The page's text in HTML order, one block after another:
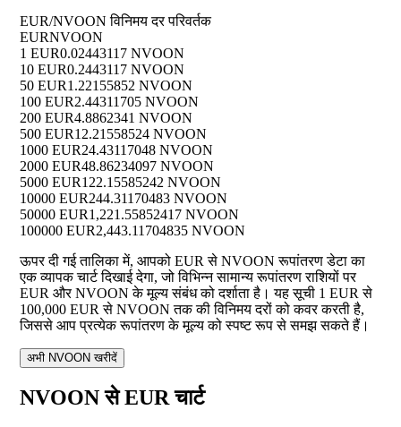
EUR/NVOON विनिमय दर परिवर्तक
EURNVOON
1 EUR0.02443117 NVOON
10 EUR0.2443117 NVOON
50 EUR1.22155852 NVOON
100 EUR2.44311705 NVOON
200 EUR4.8862341 NVOON
500 EUR12.21558524 NVOON
1000 EUR24.43117048 NVOON
2000 EUR48.86234097 NVOON
5000 EUR122.15585242 NVOON
10000 EUR244.31170483 NVOON
50000 EUR1,221.55852417 NVOON
100000 EUR2,443.11704835 NVOON
ऊपर दी गई तालिका में, आपको EUR से NVOON रूपांतरण डेटा का
एक व्यापक चार्ट दिखाई देगा, जो विभिन्न सामान्य रूपांतरण राशियों पर
EUR और NVOON के मूल्य संबंध को दर्शाता है। यह सूची 1 EUR से
100,000 EUR से NVOON तक की विनिमय दरों को कवर करती है,
जिससे आप प्रत्येक रूपांतरण के मूल्य को स्पष्ट रूप से समझ सकते हैं।
अभी NVOON खरीदें
NVOON से EUR चार्ट